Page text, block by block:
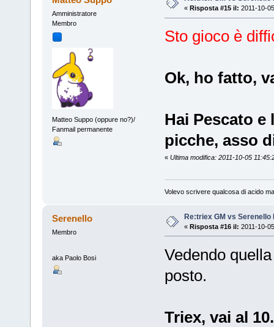
Amministratore
Membro
Matteo Suppo (oppure no?)/
Fanmail permanente
« Risposta #15 il: 2011-10-
Sto gioco è
Ok, ho fatto,
Hai Pescato
picche, asso
« Ultima modifica: 2011-10-05
Volevo scrivere qualcosa di acido
Serenello
Membro
aka Paolo Bosi
Re:triex GM vs Serenello
« Risposta #16 il: 2011-10-
Vedendo
posto.
Triex, vai al 10.